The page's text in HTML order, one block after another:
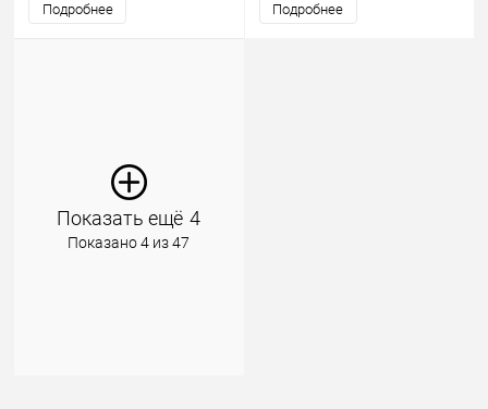
Подробнее Подробнее
Показать ещё 4
Показано 4 из 47